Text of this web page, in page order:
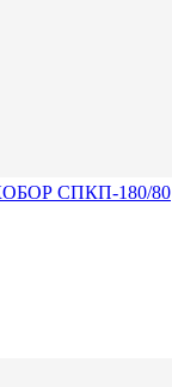
СПКП-180/80